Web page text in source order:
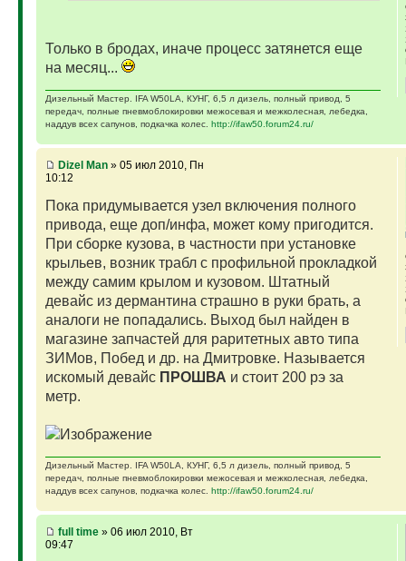
Только в бродах, иначе процесс затянется еще
на месяц...
Дизельный Мастер. IFA W50LA, КУНГ, 6,5 л дизель, полный привод, 5
передач, полные пневмоблокировки межосевая и межколесная, лебедка,
наддув всех сапунов, подкачка колес. http://ifaw50.forum24.ru/
Dizel Man» 05 июл 2010, Пн
10:12
Пока придумывается узел включения полного
привода, еще доп/инфа, может кому пригодится.
При сборке кузова, в частности при установке
крыльев, возник трабл с профильной прокладкой
между самим крылом и кузовом. Штатный
девайс из дермантина страшно в руки брать, а
аналоги не попадались. Выход был найден в
магазине запчастей для раритетных авто типа
ЗИМов, Побед и др. на Дмитровке. Называется
искомый девайс ПРОШВА и стоит 200 рэ за
метр.
Дизельный Мастер. IFA W50LA, КУНГ, 6,5 л дизель, полный привод, 5
передач, полные пневмоблокировки межосевая и межколесная, лебедка,
наддув всех сапунов, подкачка колес. http://ifaw50.forum24.ru/
full time» 06 июл 2010, Вт
09:47